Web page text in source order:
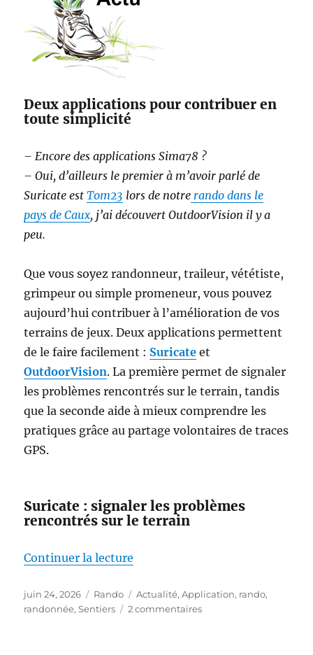
Deux applications pour contribuer en
toute simplicité
– Encore des applications Sima78 ?
– Oui, d’ailleurs le premier à m’avoir parlé de
Suricate estTom23 lors de notre rando dans le
pays de Caux, j’ai découvert OutdoorVision il y a
peu.
Que vous soyez randonneur, traileur, vététiste,
grimpeur ou simple promeneur, vous pouvez
aujourd’hui contribuer à l’amélioration de vos
terrains de jeux. Deux applications permettent
de le faire facilement : Suricate et
OutdoorVision. La première permet de signaler
les problèmes rencontrés sur le terrain, tandis
que la seconde aide à mieux comprendre les
pratiques grâce au partage volontaires de traces
GPS.
Suricate : signaler les problèmes
rencontrés sur le terrain
Continuer la lecture
Publié
le
juin 24, 2026 Catégories
Rando Étiquettes
Actualité,Application, rando,
randonnée,Sentiers 2 commentairessur